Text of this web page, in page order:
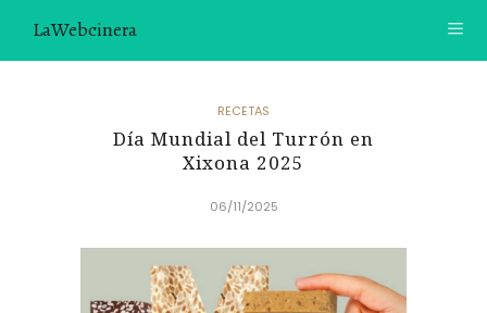
LaWebcinera
VIDEORECETAS
SOBRE MÍ
¿TE GUSTARÍA UNIRTE A NUESTRA AVENTURA GASTRON
RECETAS
Día Mundial del Turrón en
Xixona 2025
06/11/2025